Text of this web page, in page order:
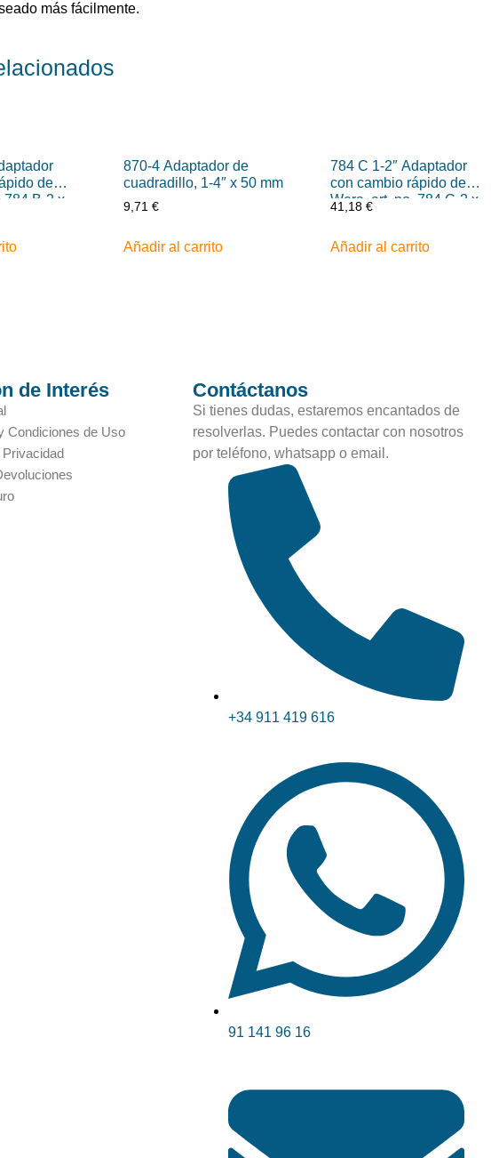
más fácilmente.
de
784 B-2 x
870-4 Adaptador de
cuadradillo, 1-4″ x 50 mm
9,71 €
Añadir al carrito
784 C 1-2″ Adaptador
con cambio rápido de
Wera, art. no. 784 C-2 x
5-16″ x 50 mm
41,18 €
Añadir al carrito
de Interés
Condiciones de Uso
Contáctanos
Si tienes dudas, estaremos encantados de
resolverlas. Puedes contactar con nosotros
por teléfono, whatsapp o email.
+34 911 419 616
91 141 96 16